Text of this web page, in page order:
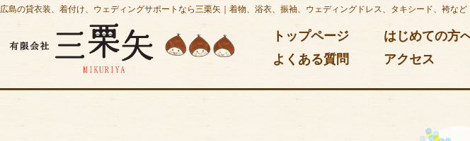
広島の貸衣装、着付け、ウェディングサポートなら三栗矢｜着物、浴衣、振袖、ウェディングドレス、タキシード、袴など
トップページ はじめての方
よくある質問
アクセス